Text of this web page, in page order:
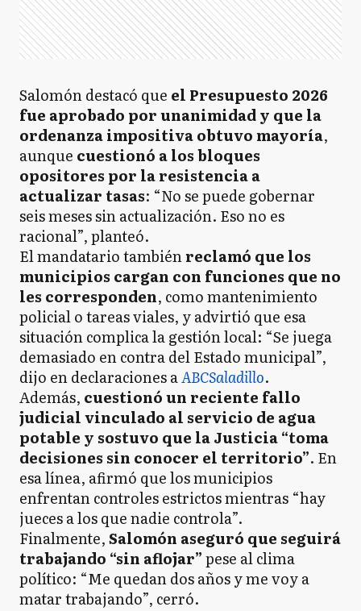
Salomón destacó que el Presupuesto 2026
fue aprobado por unanimidad y que la
ordenanza impositiva obtuvo mayoría,
aunque cuestionó a los bloques
opositores por la resistencia a
actualizar tasas: “No se puede gobernar
seis meses sin actualización. Eso no es
racional”, planteó.
El mandatario tambiénreclamó que los
municipios cargan con funciones que no
les corresponden, como mantenimiento
policial o tareas viales, y advirtió que esa
situación complica la gestión local: “Se juega
demasiado en contra del Estado municipal”,
dijo en declaraciones aABCSaladillo.
Además, cuestionó un reciente fallo
judicial vinculado al servicio de agua
potable y sostuvo que la Justicia “toma
decisiones sin conocer el territorio”. En
esa línea, afirmó que los municipios
enfrentan controles estrictos mientras “hay
jueces a los que nadie controla”.
Finalmente,Salomón aseguró que seguirá
trabajando “sin aflojar”pese al clima
político: “Me quedan dos años y me voy a
matar trabajando”, cerró.